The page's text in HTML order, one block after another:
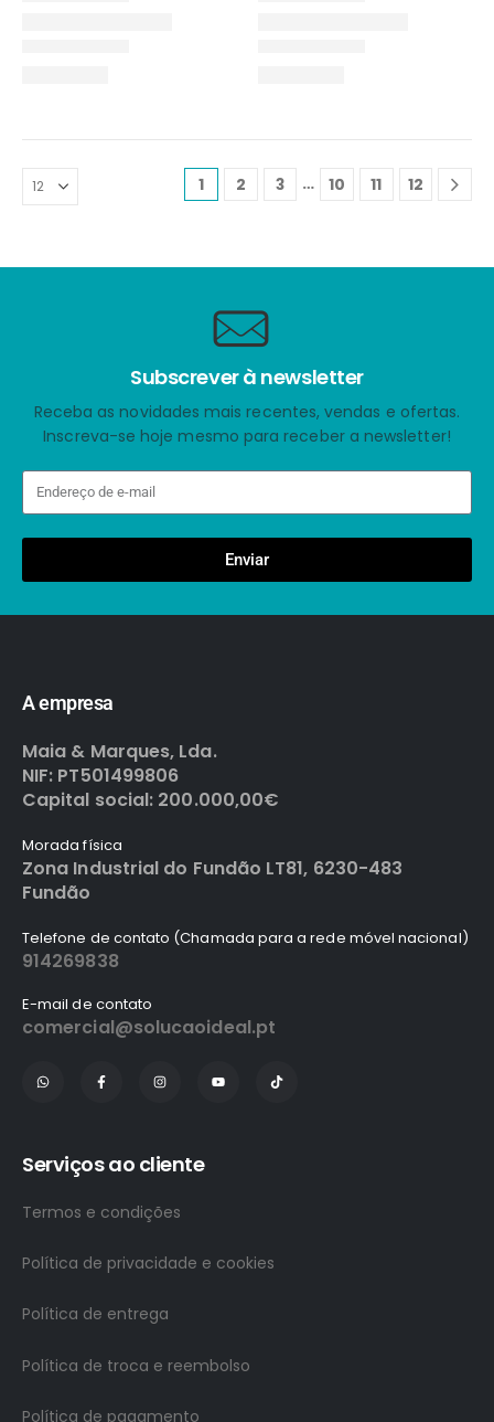
1 2 3 … 10 11 12
Subscrever à newsletter
Receba as novidades mais recentes, vendas e ofertas.
Inscreva-se hoje mesmo para receber a newsletter!
Enviar
A empresa
Maia & Marques, Lda.
NIF: PT501499806
Capital social: 200.000,00€
Morada física
Zona Industrial do Fundão LT81, 6230-483
Fundão
Telefone de contato (Chamada para a rede móvel nacional)
914269838
E-mail de contato
comercial@solucaoideal.pt
Serviços ao cliente
Termos e condições
Política de privacidade e cookies
Política de entrega
Política de troca e reembolso
Política de pagamento